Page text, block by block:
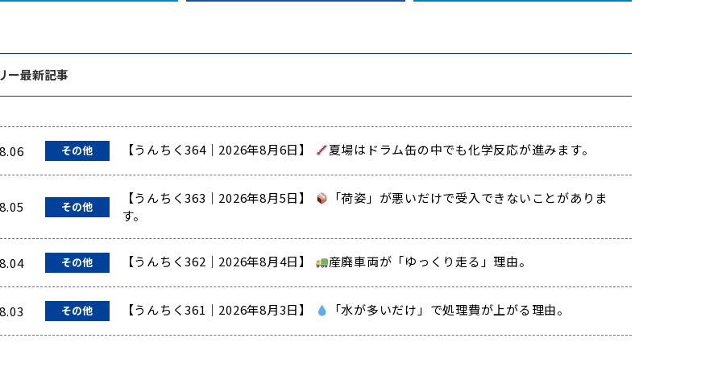
ー最新記事
その他 【うんちく364｜2026年8月6日】 夏場はドラム缶の中でも化学反応が進みます。
その他 【うんちく363｜2026年8月5日】
「荷姿」が悪いだけで受入できないことがありま
す。
その他 【うんちく362｜2026年8月4日】 産廃車両が「ゆっくり走る」理由。
その他 【うんちく361｜2026年8月3日】 「水が多いだけ」で処理費が上がる理由。